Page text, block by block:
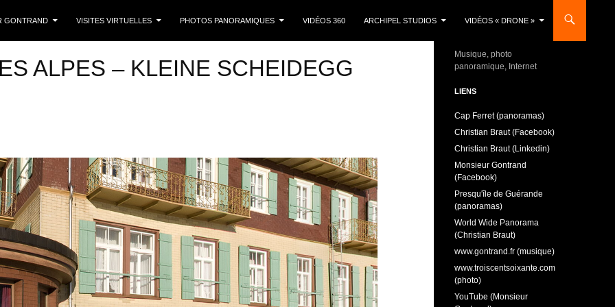
GONTRAND
VISITES VIRTUELLES PHOTOS PANORAMIQUES VIDÉOS 360 ARCHIPEL STUDIOS VIDÉOS « DRONE »
ALPES – KLEINE SCHEIDEGG
Musique, photo
panoramique, Internet
LIENS
Cap Ferret (panoramas)
Christian Braut (Facebook)
Christian Braut (Linkedin)
Monsieur Gontrand
(Facebook)
Presqu'île de Guérande
(panoramas)
World Wide Panorama
(Christian Braut)
www.gontrand.fr (musique)
www.troiscentsoixante.com
(photo)
YouTube (Monsieur